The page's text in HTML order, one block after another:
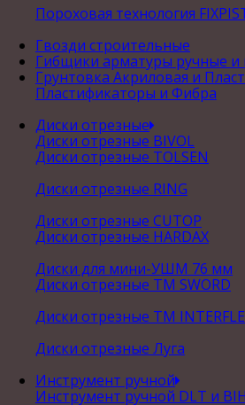
Пороховая технология
Гвозди строительные
Гибщики арматуры ручные
Грунтовка Акриловая и
Пластификаторы и Фибра
Диски отрезные
Диски отрезные BIVOL
Диски отрезные TOLSEN
Диски отрезные RING
Диски отрезные CUTOP
Диски отрезные HARDAX
Диски для мини-УШМ 76 мм
Диски отрезные ТМ SWORD
Диски отрезные ТМ
Диски отрезные Луга
Инструмент ручной
Инструмент ручной DLT и